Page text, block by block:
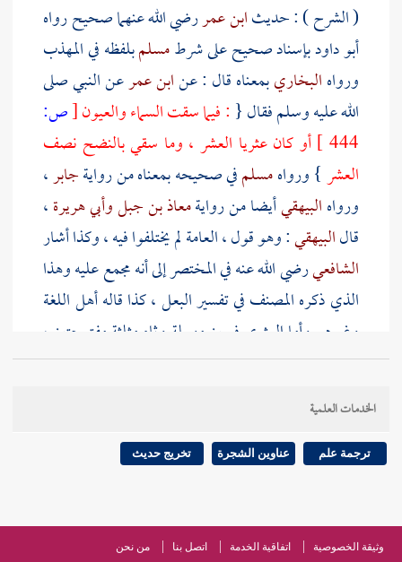
( الشرح ) : حديثابن عمررضي الله عنهما صحيح رواه
أبو داودبإسناد صحيح على شرطمسلمبلفظه في المهذب
ورواهالبخاريبمعناه قال : عنابن عمرعن النبي صلى
الله عليه وسلم فقال { : فيما سقت السماء والعيون[ص:
444 ] أو كان عثريا العشر ، وما سقي بالنضح نصف
العشر} ورواهمسلمفي صحيحه بمعناه من روايةجابر،
ورواهالبيهقيأيضا من روايةمعاذ بن جبلوأبي هريرة،
قالالبيهقي: وهو قول ، العامة لم يختلفوا فيه ، وكذا أشار
الشافعيرضي الله عنه في المختصر إلى أنه مجمع عليه وهذا
الذي ذكرهالمصنففي تفسير البعل ، كذا قاله أهل اللغة
وغيرهم وأما العثري فبعين مهملة وثاء مثلثة مفتوحتين ،
ثم ياء مشددة ، ويقال بإسكان الثاء والصحيح المشهور
فتحها وأنكر
إنما هو ما سقت السماء ، لا خلاف بين أهل اللغة فيه ،
وهذا الذي قالهالقلعيليس كما قاله وليس نقله عن جميع
فارسفي المجمل فيه قولين لأهل اللغة قال : العثري ما
سقي من النخل سيحا ، والسيح الماء الجاري قال :
الخدمات العلمية
ترجمة علم عناوين الشجرة تخريج حديث
وثيقة الخصوصية اتفاقية الخدمة اتصل بنا من نحن